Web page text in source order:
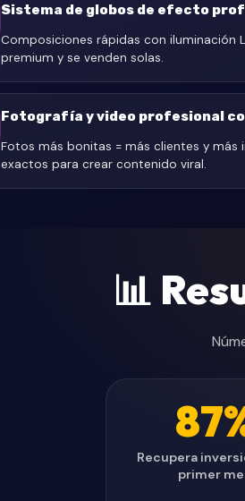
Sistema de globos de efecto
Composiciones rápidas con iluminación
premium y se venden solas.
Fotografía y video profesional
Fotos más bonitas = más clientes y más
exactos para crear contenido viral.
📊
Recupera
primer